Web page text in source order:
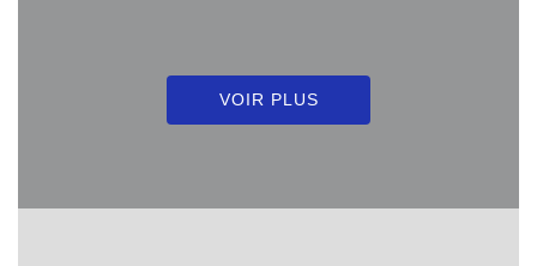
VOIR PLUS